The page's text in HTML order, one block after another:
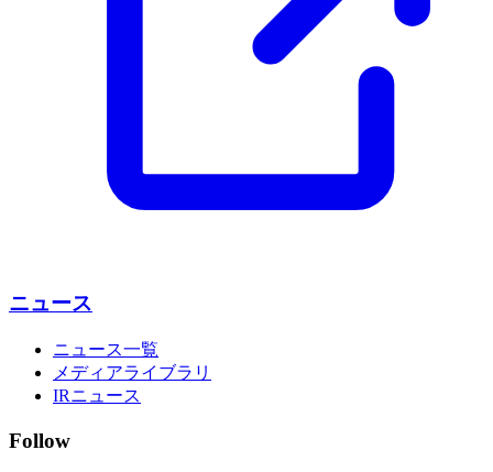
ニュース
ニュース一覧
メディアライブラリ
IRニュース
Follow